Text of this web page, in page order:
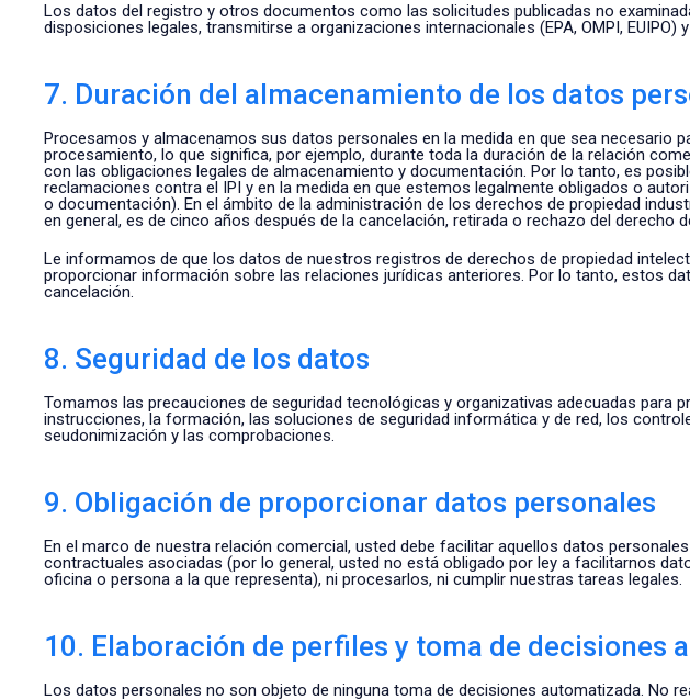
Los datos del registro y otros documentos como las solicitudes publicadas no
disposiciones legales, transmitirse a organizaciones internacionales (EPA, OMPI,
7. Duración del almacenamiento de los datos
Procesamos y almacenamos sus datos personales en la medida en que sea
procesamiento, lo que significa, por ejemplo, durante toda la duración de la relación
con las obligaciones legales de almacenamiento y documentación. Por lo tanto, es
reclamaciones contra el IPI y en la medida en que estemos legalmente obligados o
o documentación). En el ámbito de la administración de los derechos de propiedad
en general, es de cinco años después de la cancelación, retirada o rechazo del
Le informamos de que los datos de nuestros registros de derechos de propiedad
proporcionar información sobre las relaciones jurídicas anteriores. Por lo tanto, estos
cancelación.
8. Seguridad de los datos
Tomamos las precauciones de seguridad tecnológicas y organizativas adecuadas
instrucciones, la formación, las soluciones de seguridad informática y de red, los
seudonimización y las comprobaciones.
9. Obligación de proporcionar datos personales
En el marco de nuestra relación comercial, usted debe facilitar aquellos datos
contractuales asociadas (por lo general, usted no está obligado por ley a facilitarnos
oficina o persona a la que representa), ni procesarlos, ni cumplir nuestras tareas legales.
10. Elaboración de perfiles y toma de decisiones
Los datos personales no son objeto de ninguna toma de decisiones automatizada. No